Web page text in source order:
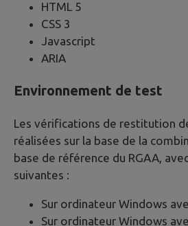
HTML 5
CSS 3
Javascript
ARIA
Environnement de test
Les vérifications de restitution
réalisées sur la base de la
base de référence du RGAA,
suivantes :
Sur ordinateur Windows
Sur ordinateur Windows